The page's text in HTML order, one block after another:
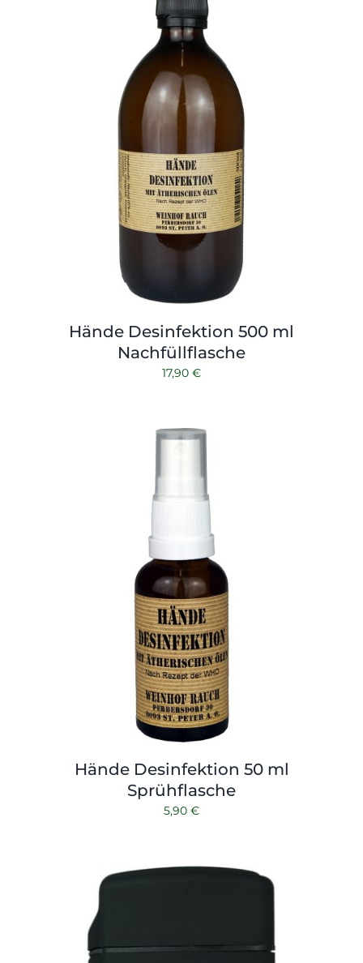
Shop
Kontakt
Hände Desinfektion 500 ml
Nachfüllflasche
17,90 €
Hände Desinfektion 50 ml
Sprühflasche
5,90 €